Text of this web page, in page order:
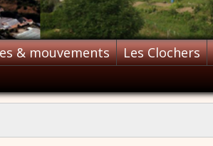
& mouvements Les Clochers